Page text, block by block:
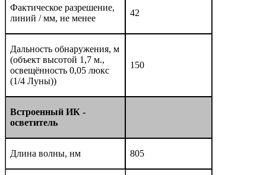
Фактическое разрешение,
линий / мм, не менее
42
Дальность обнаружения, м
(объект высотой 1,7 м.,
освещённость 0,05 люкс
(1/4 Луны))
150
Встроенный ИК -
осветитель
Длина волны, нм 805